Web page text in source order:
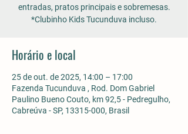
entradas, pratos principais e sobremesas.
*Clubinho Kids Tucunduva incluso.
Horário e local
25 de out. de 2025, 14:00 – 17:00
Fazenda Tucunduva , Rod. Dom Gabriel
Paulino Bueno Couto, km 92,5 - Pedregulho,
Cabreúva - SP, 13315-000, Brasil